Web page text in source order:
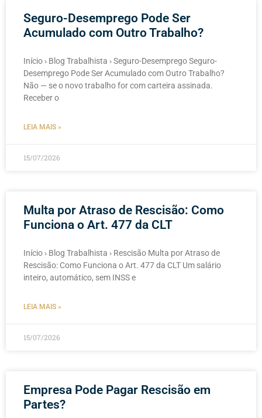
Seguro-Desemprego Pode Ser
Acumulado com Outro Trabalho?
Início › Blog Trabalhista › Seguro-Desemprego Seguro-
Desemprego Pode Ser Acumulado com Outro Trabalho?
Não — se o novo trabalho for com carteira assinada.
Receber o
LEIA MAIS »
15/07/2026
Multa por Atraso de Rescisão: Como
Funciona o Art. 477 da CLT
Início › Blog Trabalhista › Rescisão Multa por Atraso de
Rescisão: Como Funciona o Art. 477 da CLT Um salário
inteiro, automático, sem INSS e
LEIA MAIS »
15/07/2026
Empresa Pode Pagar Rescisão em
Partes?